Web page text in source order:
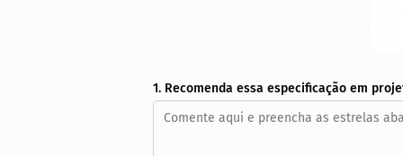
1. Recomenda essa especificação em